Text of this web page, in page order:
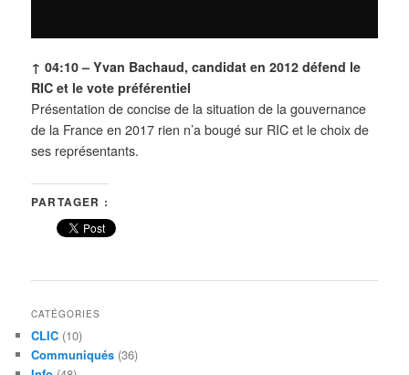
↑ 04:10 – Yvan Bachaud, candidat en 2012 défend le
RIC et le vote préférentiel
Présentation de concise de la situation de la gouvernance
de la France en 2017 rien n’a bougé sur RIC et le choix de
ses représentants.
PARTAGER :
CATÉGORIES
CLIC (10)
Communiqués (36)